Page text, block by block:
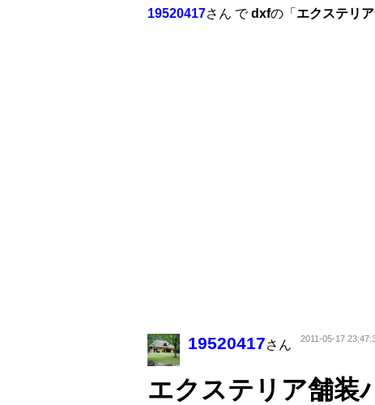
19520417さん でdxfの「 エクステリ
19520417さん 2011-05-17
エクステリア舗装